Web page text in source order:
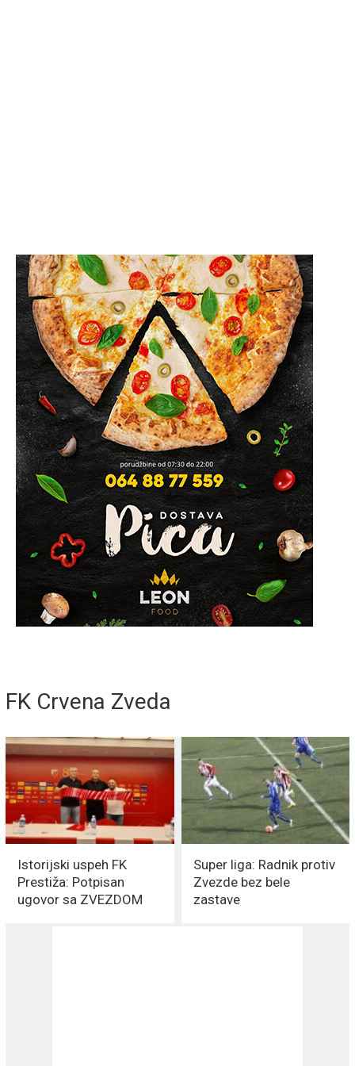
FK Crvena Zveda
Istorijski uspeh FK
Prestiža: Potpisan
ugovor sa ZVEZDOM
Super liga: Radnik protiv
Zvezde bez bele
zastave